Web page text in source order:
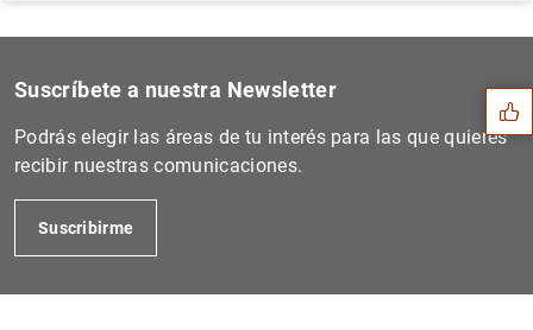
Sugerencias
Suscríbete a nuestra Newsletter
Podrás elegir las áreas de tu interés para las que quieres
recibir nuestras comunicaciones.
Suscribirme